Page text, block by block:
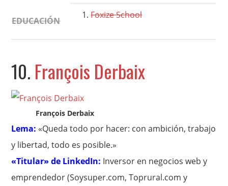
EDUCACIÓN
Foxize School
10. François Derbaix
François Derbaix
Lema: «Queda todo por hacer: con ambición, trabajo
y libertad, todo es posible.»
«Titular» de LinkedIn: Inversor en negocios web y
emprendedor (Soysuper.com, Toprural.com y